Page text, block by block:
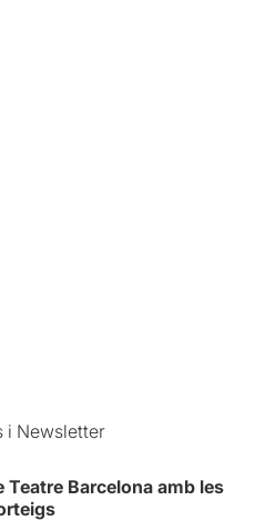
i Newsletter
Barcelona amb les